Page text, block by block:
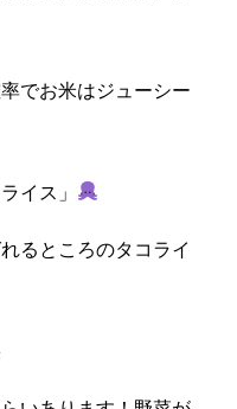
でお米はジューシー
イス」
るところのタコライ